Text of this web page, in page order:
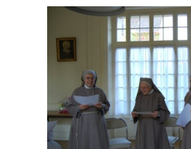
Informations pratiques
Nous écrire